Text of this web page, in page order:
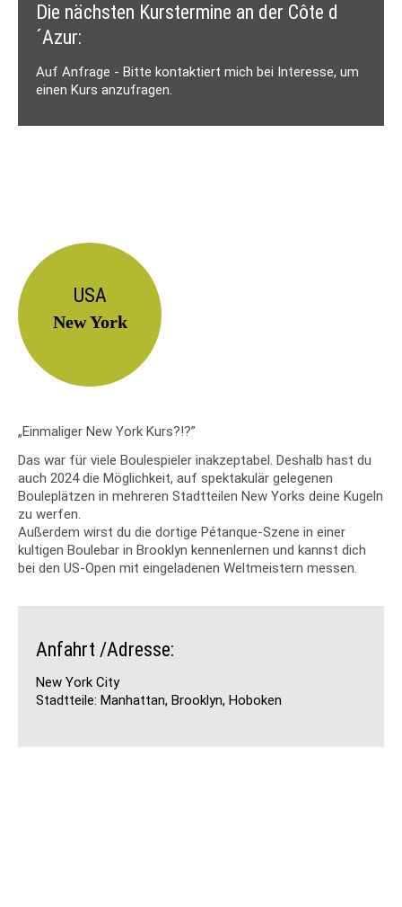
Die nächsten Kurstermine an der Côte d
´Azur:
Auf Anfrage - Bitte kontaktiert mich bei Interesse, um
einen Kurs anzufragen.
USA
New York
„Einmaliger New York Kurs?!?”
Das war für viele Boulespieler inakzeptabel. Deshalb hast du
auch 2024 die Möglichkeit, auf spektakulär gelegenen
Bouleplätzen in mehreren Stadtteilen New Yorks deine Kugeln
zu werfen.
Außerdem wirst du die dortige Pétanque-Szene in einer
kultigen Boulebar in Brooklyn kennenlernen und kannst dich
bei den US-Open mit eingeladenen Weltmeistern messen.
Anfahrt /Adresse:
New York City
Stadtteile: Manhattan, Brooklyn, Hoboken